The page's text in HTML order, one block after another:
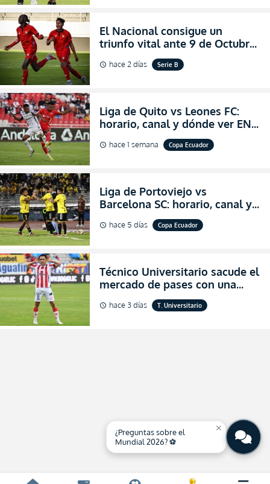
El Nacional consigue un
triunfo vital ante 9 de Octubre
para encender la fe en la
salvación
schedule hace 2 días Serie B
Liga de Quito vs Leones FC:
horario, canal y dónde ver EN
VIVO los octavos de final de la
Copa Ecuador 2026
schedule hace 1 semana Copa Ecuador
Liga de Portoviejo vs
Barcelona SC: horario, canal y
dónde ver EN VIVO los octavos
de final de la Copa Ecuador
schedule hace 5 días Copa Ecuador
Técnico Universitario sacude el
mercado de pases con una
verdadera revolución para
asegurar la permanencia
schedule hace 3 días T. Universitario
close
¿Preguntas sobre el
Mundial 2026? ⚽